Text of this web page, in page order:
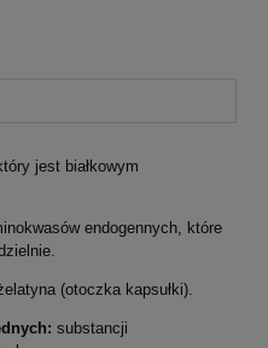
jest białkowym
endogennych, które
(otoczka kapsułki).
substancji